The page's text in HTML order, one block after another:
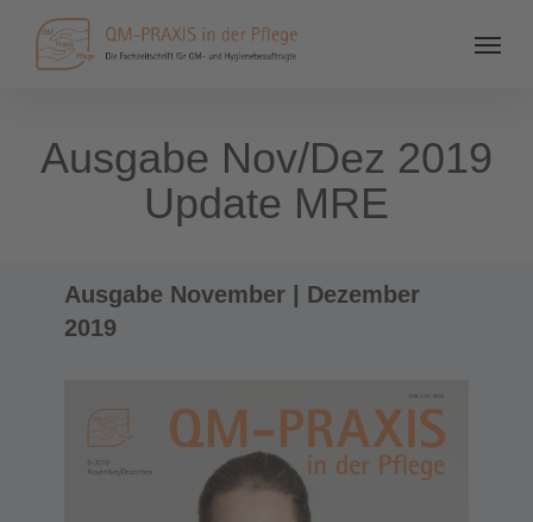
Ausgabe Nov/Dez 2019
Update MRE
Ausgabe November | Dezember
2019